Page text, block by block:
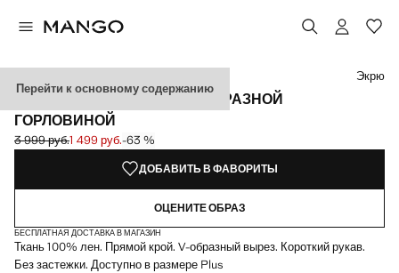
Перейти к основному содержанию
ЛЬНЯНАЯ ФУТБОЛКА С V-ОБРАЗНОЙ
ГОРЛОВИНОЙ
Начальная цена зачеркнута [3 999 руб. ]
3 999 руб.
Текущая цена [1 499 руб. ]
1 499 руб.-63 %
Выберите цвет
Выбранный цвет: Экрю
Цвет Небесно-голубой
Цвет Пастельный светло-коричневый
Цвет Зеленый
Экрю
ДОБАВИТЬ В ФАВОРИТЫ
ОЦЕНИТЕ ОБРАЗ
БЕСПЛАТНАЯ ДОСТАВКА В МАГАЗИН
Ткань 100% лен. Прямой крой. V-образный вырез. Короткий рукав.
Без застежки. Доступно в размере Plus